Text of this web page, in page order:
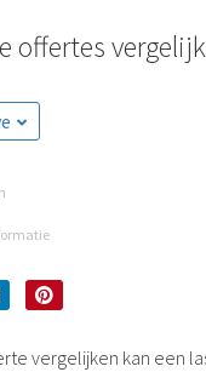
offertes
vergelijken kan een